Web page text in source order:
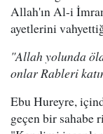
Allah'ın Al-i
ayetlerini
"Allah yolunda
onlar Rableri
Ebu Hureyre,
geçen bir sahabe